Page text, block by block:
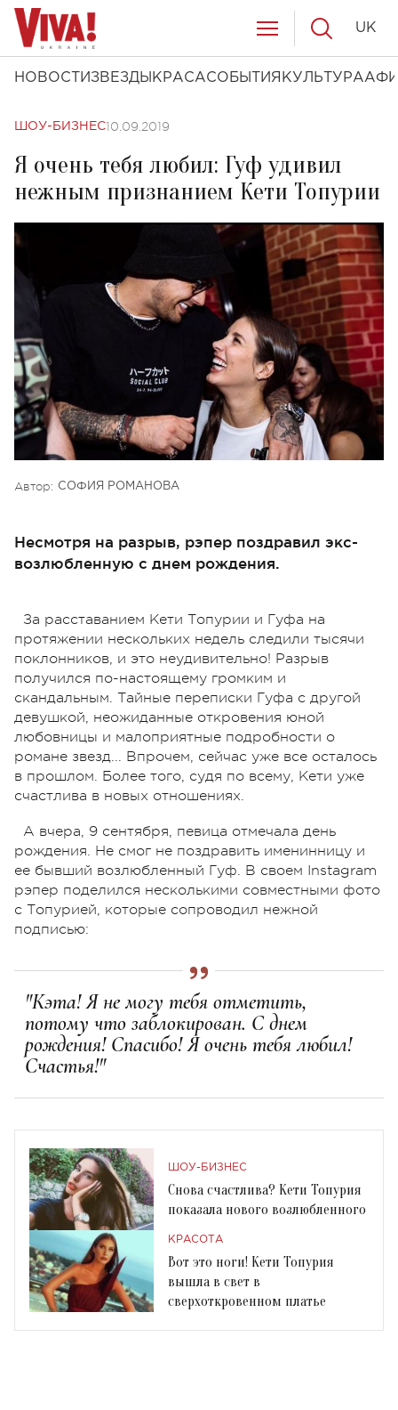
НОВОСТИ ЗВЕЗДЫ КРАСАСОБЫТИЯ КУЛЬТУРА
UK
ШОУ-БИЗНЕС10.09.2019
Я очень тебя любил: Гуф удивил
нежным признанием Кети Топурии
Автор: СОФИЯ РОМАНОВА
Несмотря на разрыв, рэпер поздравил экс-
возлюбленную с днем рождения.
За расставанием Кети Топурии и Гуфа на
протяжении нескольких недель следили тысячи
поклонников, и это неудивительно! Разрыв
получился по-настоящему громким и
скандальным. Тайные переписки Гуфа с другой
девушкой, неожиданные откровения юной
любовницы и малоприятные подробности о
романе звезд... Впрочем, сейчас уже все осталось
в прошлом. Более того, судя по всему, Кети уже
счастлива в новых отношениях.
А вчера, 9 сентября, певица отмечала день
рождения. Не смог не поздравить именинницу и
ее бывший возлюбленный Гуф. В своем Instagram
рэпер поделился несколькими совместными фото
с Топурией, которые сопроводил нежной
подписью:
"Кэта! Я не могу тебя отметить,
потому что заблокирован. С днем
рождения! Спасибо! Я очень тебя любил!
Счастья!"
ШОУ-БИЗНЕС
Снова счастлива? Кети Топурия
показала нового возлюбленного
КРАСОТА
Вот это ноги! Кети Топурия
вышла в свет в
сверхоткровенном платье